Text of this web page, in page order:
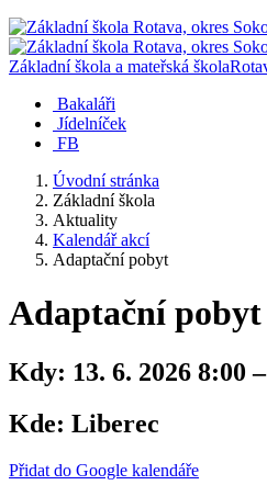
Základní škola a mateřská škola
Bakaláři
Jídelníček
FB
Úvodní stránka
Základní škola
Aktuality
Kalendář akcí
Adaptační pobyt
Adaptační pobyt
Kdy: 13. 6. 2026 8:00
Kde: Liberec
Přidat do Google kalendáře